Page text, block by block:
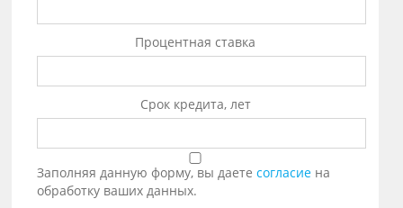
Процентная ставка
Срок кредита, лет
Заполняя данную форму, вы даетесогласие на
обработку ваших данных.